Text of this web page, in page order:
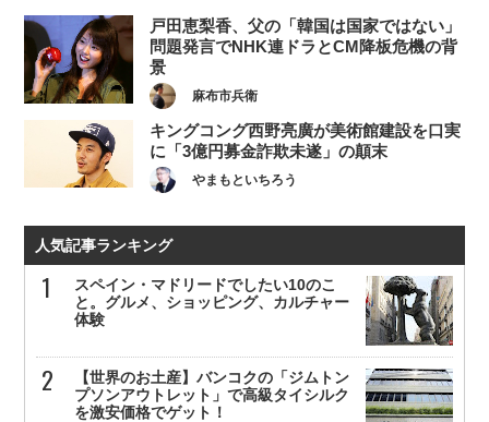
戸田恵梨香、父の「韓国は国家ではない」
問題発言でNHK連ドラとCM降板危機の背
景
麻布市兵衛
キングコング西野亮廣が美術館建設を口実
に「3億円募金詐欺未遂」の顛末
やまもといちろう
人気記事ランキング
スペイン・マドリードでしたい10のこ
と。グルメ、ショッピング、カルチャー
体験
【世界のお土産】バンコクの「ジムトン
プソンアウトレット」で高級タイシルク
を激安価格でゲット！